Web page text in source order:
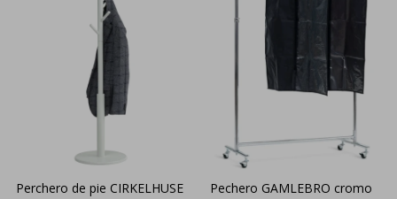
Perchero de pie CIRKELHUSE
Pechero GAMLEBRO cromo